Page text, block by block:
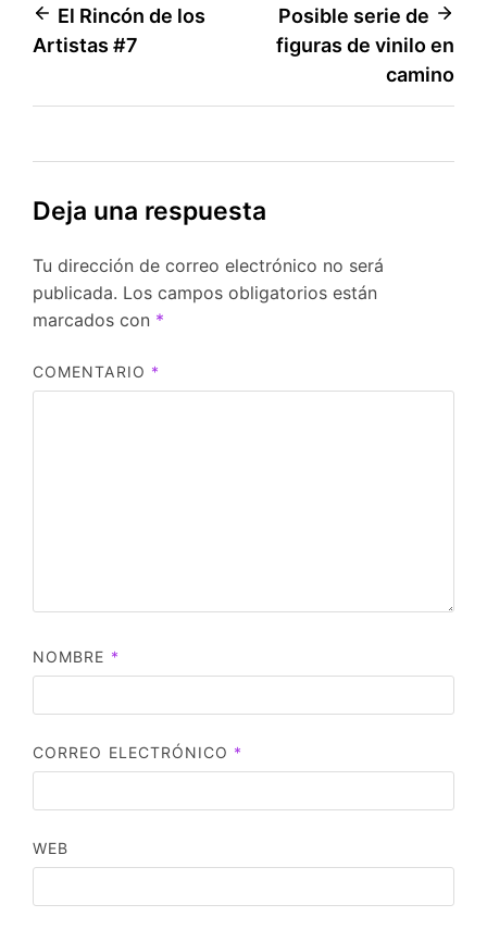
Navegación
de
El Rincón de los
Artistas #7
Posible serie de
figuras de vinilo en
camino
Deja una respuesta
Tu dirección de correo electrónico no será
publicada. Los campos obligatorios están
marcados con *
COMENTARIO *
NOMBRE *
CORREO ELECTRÓNICO *
WEB